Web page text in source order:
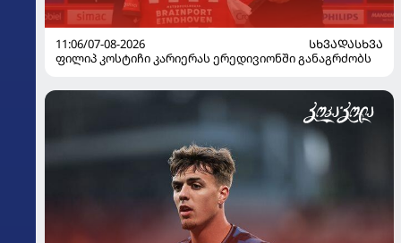
11:06/07-08-2026
ᲡᲮᲕᲐᲓᲐᲡᲮᲕᲐ
ფილიპ კოსტიჩი კარიერას ერედივიონში განაგრძობს